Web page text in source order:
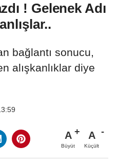
! Gelenek Adı
bağlantı sonucu,
alışkanlıklar diye
A
Büyüt
A
Küçült